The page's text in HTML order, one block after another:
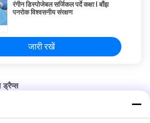
रंगीन डिस्पोजेबल सर्जिकल पर्दे कक्षा I बाँझ
पनरोक विश्वसनीय संरक्षण
जारी रखें
ड्रैप्स
के साथ डिस्पोजेबल सर्जिकल ड्रैप